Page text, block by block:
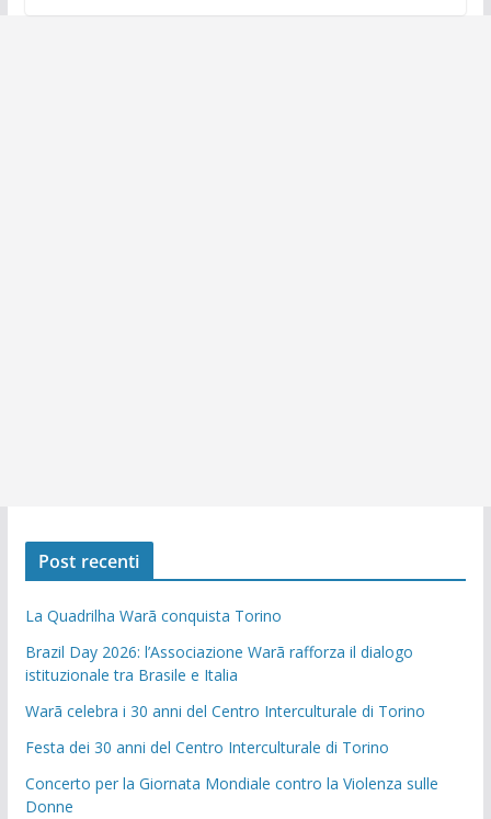
Post recenti
La Quadrilha Warã conquista Torino
Brazil Day 2026: l’Associazione Warã rafforza il dialogo
istituzionale tra Brasile e Italia
Warã celebra i 30 anni del Centro Interculturale di Torino
Festa dei 30 anni del Centro Interculturale di Torino
Concerto per la Giornata Mondiale contro la Violenza sulle
Donne